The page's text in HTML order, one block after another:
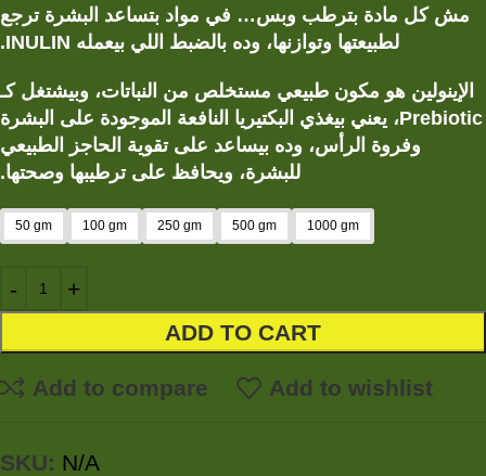
مش كل مادة بترطب وبس… في مواد بتساعد البشرة ترجع
لطبيعتها وتوازنها، وده بالضبط اللي بيعمله INULIN
.
الإينولين هو مكون طبيعي مستخلص من النباتات، وبيشتغل كـ
Prebiotic، يعني بيغذي البكتيريا النافعة الموجودة على البشرة
وفروة الرأس، وده بيساعد على تقوية الحاجز الطبيعي
للبشرة، ويحافظ على ترطيبها وصحتها.
50 gm 100 gm 250 gm 500 gm 1000 gm
ADD TO CART
Add to compare Add to wishlist
SKU: N/A